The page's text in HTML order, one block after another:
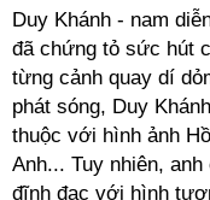
Duy Khánh - nam
đã chứng tỏ sức hút
từng cảnh quay dí
phát sóng, Duy
thuộc với hình ảnh
Anh... Tuy nhiên,
đĩnh đạc với hình